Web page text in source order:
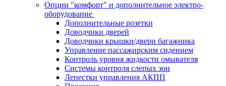
Опции "комфорт" и дополнительное электро-
оборудование
Дополнительные розетки
Доводчики дверей
Доводчики крышки/двери багажника
Управление пассажирским сидением
Контроль уровня жидкости омывателя
Системы контроля слепых зон
Лепестки управления АКПП